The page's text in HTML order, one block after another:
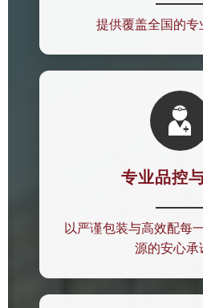
提供覆盖全国的专

专业品控
以严谨包装与高效配每
源的安心承